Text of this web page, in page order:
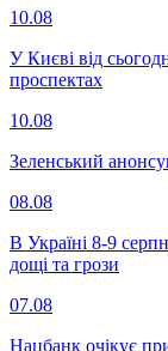
10.08
У Києві від
проспектах
10.08
Зеленський
08.08
В Україні 8-9
дощі та грози
07.08
Нацбанк очікує